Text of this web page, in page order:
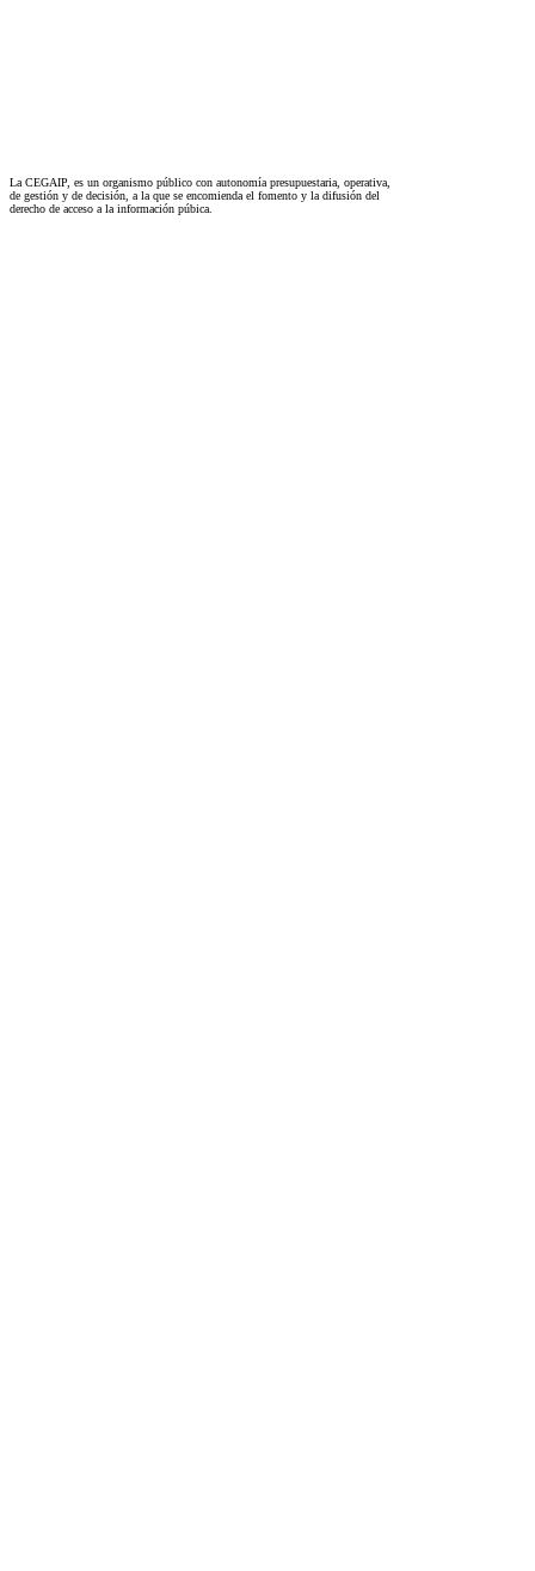
La CEGAIP, es un organismo público con autonomía presupuestaria, operativa,
de gestión y de decisión, a la que se encomienda el fomento y la difusión del
derecho de acceso a la información púbica.